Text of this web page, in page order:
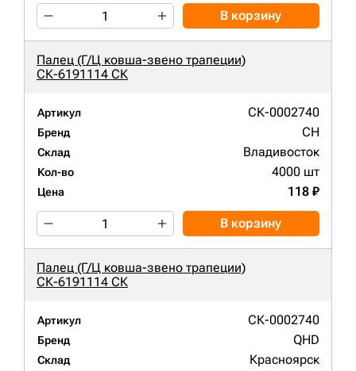
В корзину
Палец (Г/Ц ковша-звено трапеции)
СК-6191114 СК
Артикул СК-0002740
Бренд CH
Склад Владивосток
Кол-во 4000 шт
Цена 118 ₽
В корзину
Палец (Г/Ц ковша-звено трапеции)
СК-6191114 СК
Артикул СК-0002740
Бренд QHD
Склад Красноярск